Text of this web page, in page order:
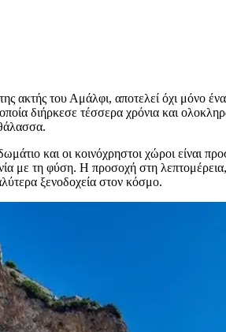
ακτής του Αμάλφι, αποτελεί όχι μόνο
διήρκεσε τέσσερα χρόνια και
και οι κοινόχρηστοι χώροι είναι
με τη φύση. Η προσοχή στη
ξενοδοχεία στον κόσμο.